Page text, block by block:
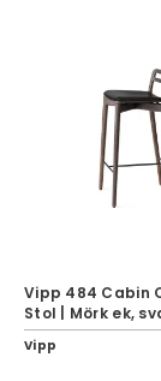
Vipp 484 Cabin
Stol | Mörk ek,
Vipp